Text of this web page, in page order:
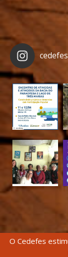
cedefes_
O Cedefes